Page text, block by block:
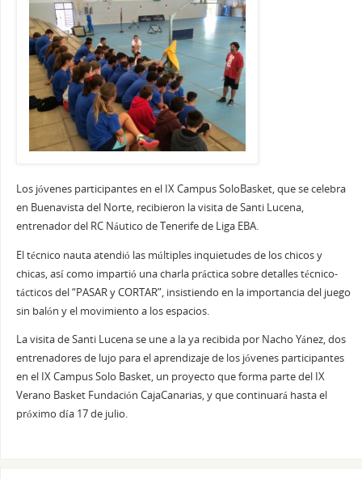
Los jóvenes participantes en el IX Campus SoloBasket, que se celebra
en Buenavista del Norte, recibieron la visita de Santi Lucena,
entrenador del RC Náutico de Tenerife de Liga EBA.
El técnico nauta atendió las múltiples inquietudes de los chicos y
chicas, así como impartió una charla práctica sobre detalles técnico-
tácticos del “PASAR y CORTAR”, insistiendo en la importancia del juego
sin balón y el movimiento a los espacios.
La visita de Santi Lucena se une a la ya recibida por Nacho Yánez, dos
entrenadores de lujo para el aprendizaje de los jóvenes participantes
en el IX Campus Solo Basket, un proyecto que forma parte del IX
Verano Basket Fundación CajaCanarias, y que continuará hasta el
próximo día 17 de julio.